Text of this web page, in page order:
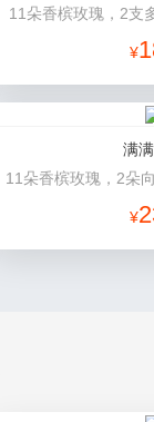
11朵香槟玫瑰，2支
¥
满
¥